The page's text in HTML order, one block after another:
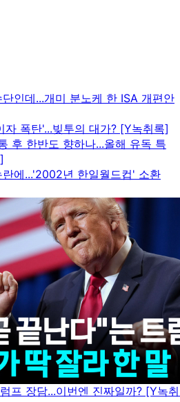
인데...개미 분노케 한 ISA 개편안
자 폭탄'...빚투의 대가? [Y녹취록]
후 한반도 향하나...올해 유독 특
에...'2002년 한일월드컵' 소환
프 장담...이번엔 진짜일까? [Y녹